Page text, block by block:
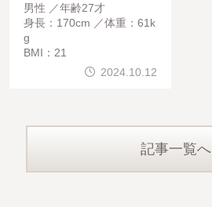
男性
年齢27才
身長：170cm
体重：61k
g
BMI：21
2024.10.12
記事一覧へ